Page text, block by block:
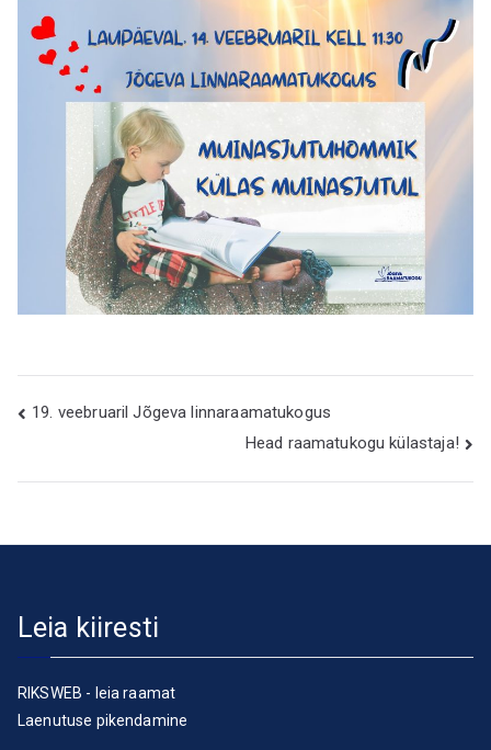
Navigeerimine
19. veebruaril Jõgeva linnaraamatukogus
Head raamatukogu külastaja!
Leia kiiresti
RIKSWEB - leia raamat
Laenutuse pikendamine